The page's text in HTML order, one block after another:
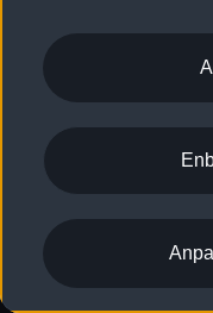
2G/3G nätet stängs
Nyhetsbrev
Vårt
Lediga tjänster
Lediga tjänster hos
Kommentar till
Anpassa
Visselblåsarkanaler